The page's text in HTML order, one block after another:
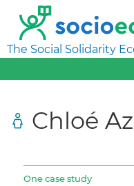
The Social Solidarity
Chloé
One case study